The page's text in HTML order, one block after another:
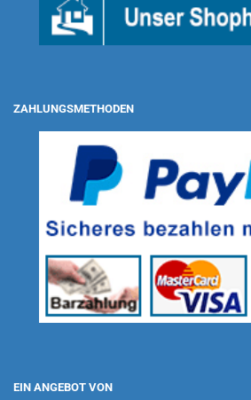
ZAHLUNGSMETHODEN
EIN ANGEBOT VON